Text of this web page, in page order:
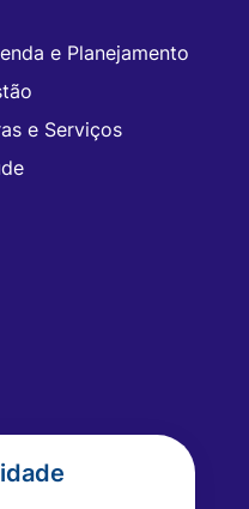
e Planejamento
e Serviços